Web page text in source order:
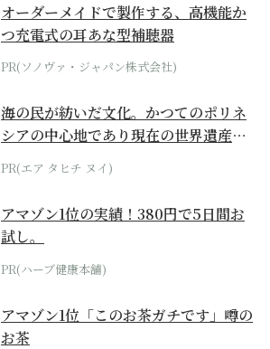
オーダーメイドで製作する、高機能か
つ充電式の耳あな型補聴器
PR(ソノヴァ・ジャパン株式会社)
海の民が紡いだ文化。かつてのポリネ
シアの中心地であり現在の世界遺産か
らみえてくる...
PR(エア タヒチ ヌイ)
アマゾン1位の実績！380円で5日間お
試し。
PR(ハーブ健康本舗)
アマゾン1位「このお茶ガチです」噂の
お茶